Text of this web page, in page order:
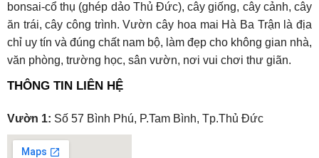
bonsai-cổ thụ (ghép dảo Thủ Đức), cây giống, cây cảnh, cây
ăn trái, cây công trình. Vườn cây hoa mai Hà Ba Trận là địa
chỉ uy tín và đúng chất nam bộ, làm đẹp cho không gian nhà,
văn phòng, trường học, sân vườn, nơi vui chơi thư giãn.
THÔNG TIN LIÊN HỆ
Vườn 1: Số 57 Bình Phú, P.Tam Bình, Tp.Thủ Đức